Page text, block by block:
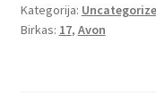
Kategorija:
Birkas: 17, Avon